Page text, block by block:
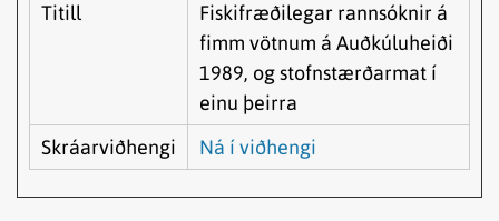
Titill
Fiskifræðilegar rannsóknir á
fimm vötnum á Auðkúluheiði
1989, og stofnstærðarmat í
einu þeirra
Skráarviðhengi
Ná í viðhengi